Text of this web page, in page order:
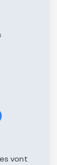
vont